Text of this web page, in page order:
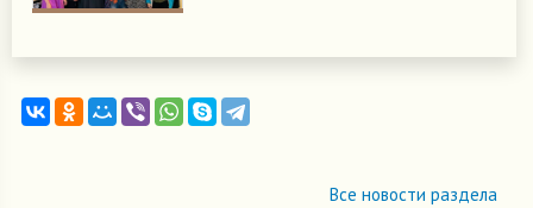
Все новости раздела